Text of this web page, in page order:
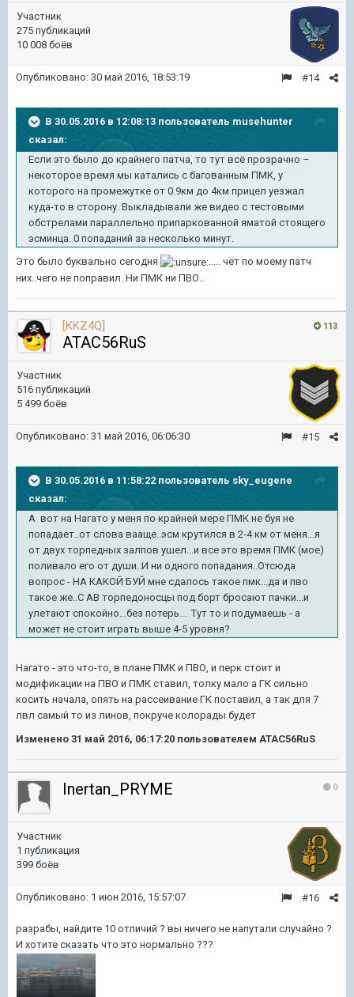
Участник
275 публикаций
10 008 боёв
#14
Опубликовано: 30 май 2016, 18:53:19
В 30.05.2016 в 12:08:13 пользователь musehunter
сказал:
Если это было до крайнего патча, то тут всё прозрачно –
некоторое время мы катались с багованным ПМК, у
которого на промежутке от 0.9км до 4км прицел уезжал
куда-то в сторону. Выкладывали же видео с тестовыми
обстрелами параллельно припаркованной яматой стоящего
эсминца. 0 попаданий за несколько минут.
Это было буквально сегодня
..... чет по моему патч
них..чего не поправил. Ни ПМК ни ПВО..
113
[KKZ4Q]
ATAC56RuS
Участник
516 публикаций
5 499 боёв
#15
Опубликовано: 31 май 2016, 06:06:30
В 30.05.2016 в 11:58:22 пользователь sky_eugene
сказал:
А вот на Нагато у меня по крайней мере ПМК не буя не
попадает..от слова вааще..эсм крутился в 2-4 км от меня...я
от двух торпедных залпов ушел...и все это время ПМК (мое)
поливало его от души..И ни одного попадания..Отсюда
вопрос - НА КАКОЙ БУЙ мне сдалось такое пмк...да и пво
такое же..С АВ торпедоносцы под борт бросают пачки...и
улетают спокойно...без потерь... Тут то и подумаешь - а
может не стоит играть выше 4-5 уровня?
Нагато - это что-то, в плане ПМК и ПВО, и перк стоит и
модификации на ПВО и ПМК ставил, толку мало а ГК сильно
косить начала, опять на рассеивание ГК поставил, а так для 7
лвл самый то из линов, покруче колорады будет
Изменено 31 май 2016, 06:17:20 пользователем ATAC56RuS
0
Inertan_PRYME
Участник
1 публикация
399 боёв
#16
Опубликовано: 1 июн 2016, 15:57:07
разрабы, найдите 10 отличий ? вы ничего не напутали случайно ?
И хотите сказать что это нормально ???